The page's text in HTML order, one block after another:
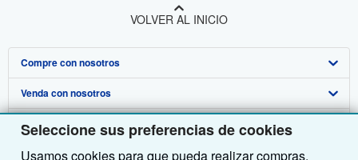
Seleccione sus preferencias de cookies
Usamos cookies para que pueda realizar compras,
VOLVER AL INICIO
Compre con nosotros
Búsqueda avanzada
Colecciones
Mi cuenta
Venda con nosotros
Comenzar a vender
Únase a nuestro programa de afiliados
Sobre nosotros
Sobre IberLibro
Obtener Ayuda